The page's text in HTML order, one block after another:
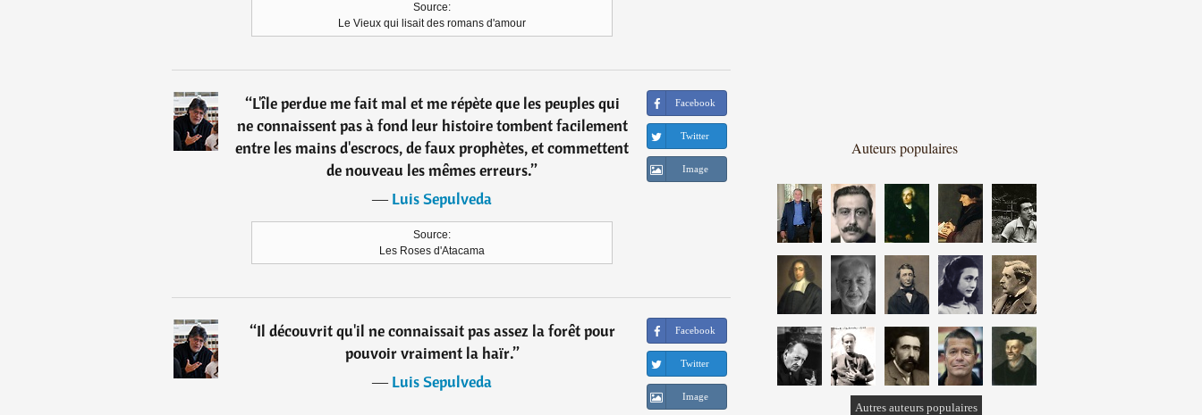
Source:
Le Vieux qui lisait des romans d'amour
“L'île perdue me fait mal et me répète que les peuples qui
ne connaissent pas à fond leur histoire tombent facilement
entre les mains d'escrocs, de faux prophètes, et commettent
de nouveau les mêmes erreurs.”
―Luis Sepulveda
Source:
Les Roses d'Atacama
Facebook
Twitter
Image
“Il découvrit qu'il ne connaissait pas assez la forêt pour
pouvoir vraiment la haïr.”
―Luis Sepulveda
Facebook
Twitter
Image
Auteurs populaires
Autres auteurs populaires